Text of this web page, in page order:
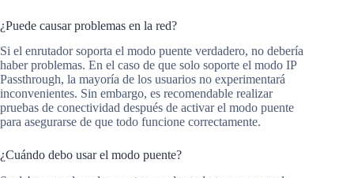
¿Puede causar problemas en la red?
Si el enrutador soporta el modo puente verdadero, no debería
haber problemas. En el caso de que solo soporte el modo IP
Passthrough, la mayoría de los usuarios no experimentará
inconvenientes. Sin embargo, es recomendable realizar
pruebas de conectividad después de activar el modo puente
para asegurarse de que todo funcione correctamente.
¿Cuándo debo usar el modo puente?